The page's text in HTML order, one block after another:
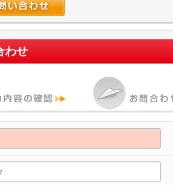
わせ